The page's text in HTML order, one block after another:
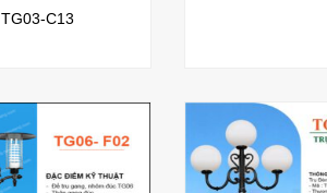
TG03-C13